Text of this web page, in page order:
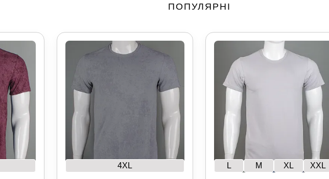
ПОПУЛЯРНІ
4XL L M XL XXL